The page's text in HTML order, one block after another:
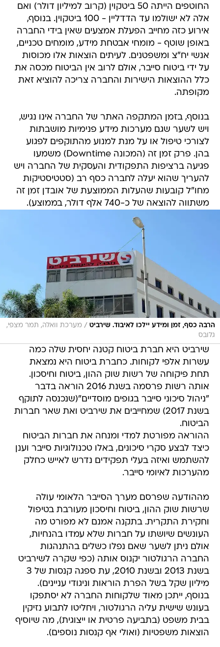
החוטפים הייתה 50 ביטקוין (קרוב למיליון דולר) ואם
אלה לא ישולמו עד הדדליין - 100 ביטקוין. בנוסף,
אירוע כזה מחייב הפעלת אמצעים שאין בידי החברה
באופן שוטף - מומחי אבטחת מידע, מומחים טכניים,
אנשי יח"צ ומשפטנים. לעיתים הוצאות אלו מכוסות
על ידי ביטוח סייבר, אולם לרוב אין הביטוח מכסה את
כלל ההוצאות הישירות והחברה צריכה להוציא זאת
מקופתה.
בנוסף, בזמן המתקפה האתר של החברה אינו נגיש,
ויש לשער שגם מערכות מידע פנימיות מושבתות
לצורכי טיפול או על מנת למנוע מהתוקפים לפגוע
בהן. פרק זמן זה (המכונה Downtime) משמעו
פגיעה ברציפות התפקודית והעסקית של החברה ויש
להעריך שהוא יעלה לחברה כסף רב (סטטיסטיקות
מחו"ל קובעות שהעלות הממוצעת של אובדן זמן זה
משתווה להוצאה של כ-740 אלף דולר, בממוצע).
הרבה כסף, זמן ומידע יילכו לאיבוד. שירביט / מערכת וואלה, תמר מצפי,
גלובס
שירביט היא חברת ביטוח קטנה יחסית שלה כמה
עשרות אלפי לקוחות. כחברת ביטוח היא נמצאת
תחת פיקוחה של רשות שוק ההון, ביטוח וחיסכון.
אותה רשות פרסמה בשנת 2016 הוראה בדבר
"ניהול סיכוני סייבר בגופים מוסדיים"(שנכנסה לתוקף
בשנת 2017) שמחייבים את שירביט ואת שאר חברות
הביטוח.
ההוראה מפורטת למדי ומנחה את חברות הביטוח
כיצד לבצע סקרי סיכונים, באלו טכנולוגיות סייבר וענן
להשתמש ואיזה בעלי תפקידים נדרש לאייש כחלק
מהערכות לאיומי סייבר.
מההודעה שפרסם מערך הסייבר הלאומי עולה
שרשות שוק ההון, ביטוח וחיסכון מעורבת בטיפול
וחקירת התקרית. בתקנה אמנם לא מפורט מה
העונשים שיושתו על חברות שלא עמדו בהנחיות,
אולם ניתן לשער שאם נפלו כשלים בהתנהגות
החברה הרגולטור יקנוס אותה (כפי שקרה לשירביט
בשנת 2013 ובשנת 2010, עת ספגה קנסות של 3
מיליון שקל בשל הפרת הוראות וניגודי עניינים).
בנוסף, ייתכן מאוד שלקוחות החברה לא יסתפקו
בעונש שישית עליה הרגולטור, ויחליטו לתבוע נזיקין
בבית משפט (בתביעה פרטית או ייצוגית), מה שיוסיף
הוצאות משפטיות (ואולי אף קנסות נוספים).